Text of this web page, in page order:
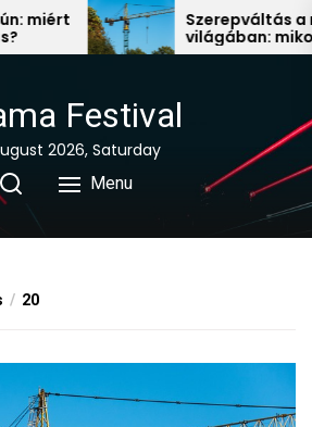
Szerepváltás a
világában: mikor
állás után nézni?
Festival
2026, Saturday
Menu
20